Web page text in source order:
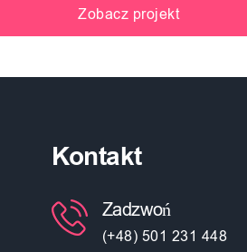
Zobacz projekt
Kontakt
Zadzwoń
(+48) 501 231 448